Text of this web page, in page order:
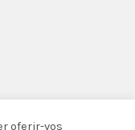
oferir-vos